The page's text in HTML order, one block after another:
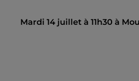
Mardi 14 juillet à 11h30 à